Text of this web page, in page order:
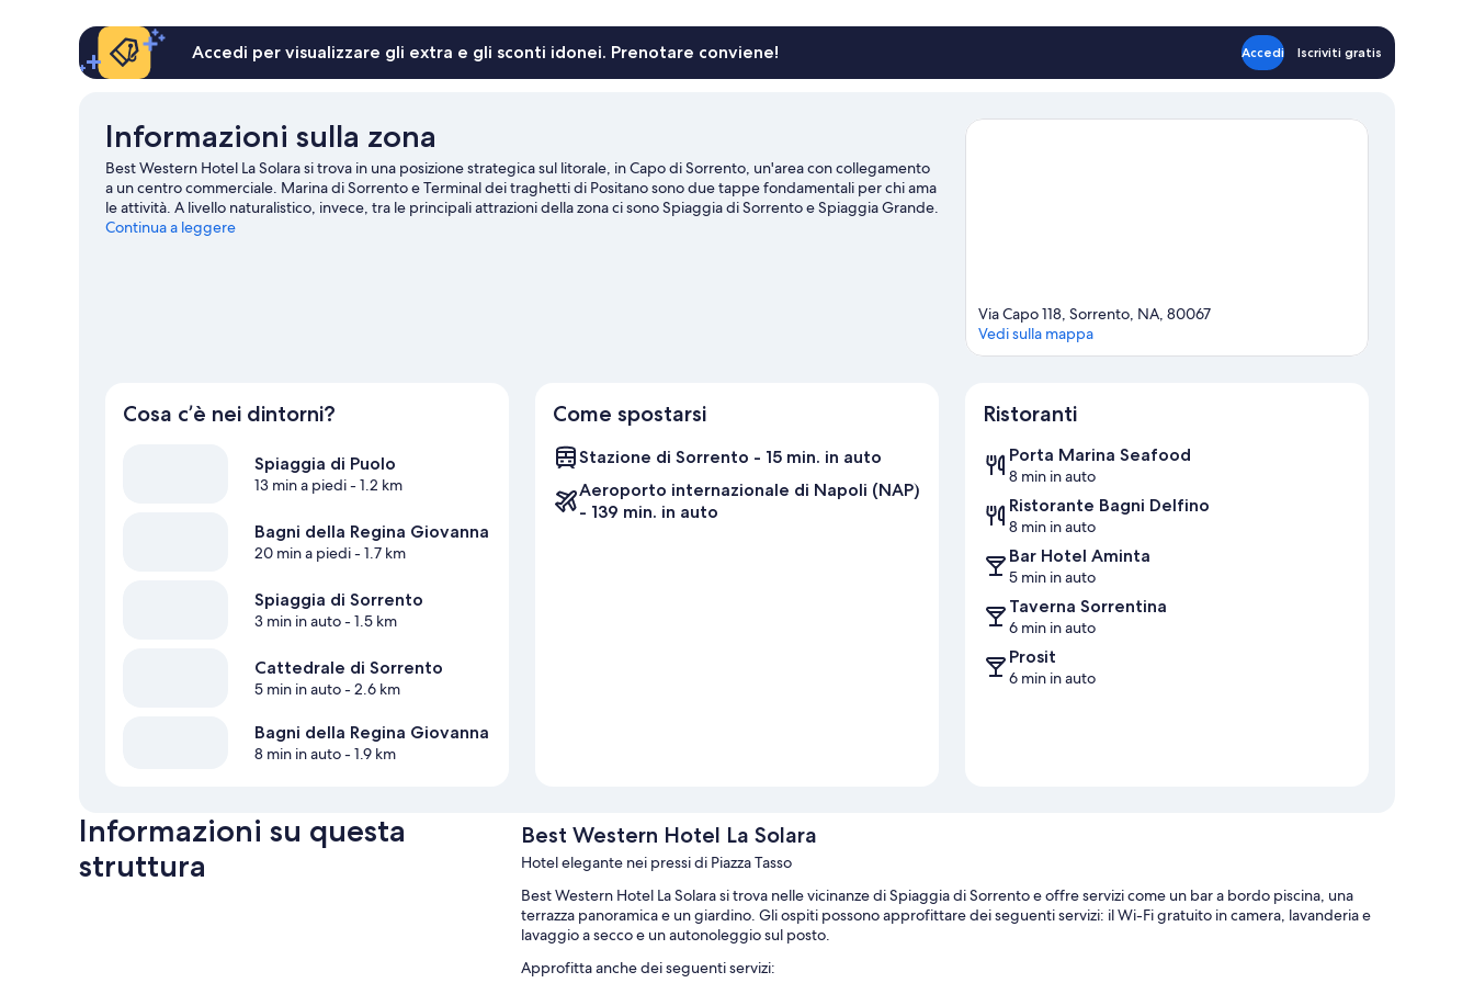
Accedi per visualizzare gli extra e gli sconti idonei. Prenotare conviene! Accedi Iscriviti gratis
Informazioni sulla zona
Best Western Hotel La Solara si trova in una posizione strategica sul litorale, in Capo di Sorrento, un'area con collegamento
a un centro commerciale. Marina di Sorrento e Terminal dei traghetti di Positano sono due tappe fondamentali per chi ama
le attività. A livello naturalistico, invece, tra le principali attrazioni della zona ci sono Spiaggia di Sorrento e Spiaggia Grande.
Anche Villa Fiorentino e Chiostro di San Francesco meritano una visita. Non vedi l'ora di divertirti in acqua? Immersioni
Continua a leggere
Via Capo 118, Sorrento, NA, 80067
Vedi sulla mappa
Cosa c’è nei dintorni?
Spiaggia di Puolo
13 min a piedi- 1.2 km
Bagni della Regina Giovanna
20 min a piedi- 1.7 km
Spiaggia di Sorrento
3 min in auto- 1.5 km
Cattedrale di Sorrento
5 min in auto- 2.6 km
Bagni della Regina Giovanna
8 min in auto- 1.9 km
Come spostarsi
Stazione di Sorrento - 15 min. in auto
Aeroporto internazionale di Napoli (NAP)
- 139 min. in auto
Ristoranti
Porta Marina Seafood
8 min in auto
Ristorante Bagni Delfino
8 min in auto
Bar Hotel Aminta
5 min in auto
Taverna Sorrentina
6 min in auto
Prosit
6 min in auto
Informazioni su questa
struttura
Best Western Hotel La Solara
Hotel elegante nei pressi di Piazza Tasso
Best Western Hotel La Solara si trova nelle vicinanze di Spiaggia di Sorrento e offre servizi come un bar a bordo piscina, una
terrazza panoramica e un giardino. Gli ospiti possono approfittare dei seguenti servizi: il Wi-Fi gratuito in camera, lavanderia e
lavaggio a secco e un autonoleggio sul posto.
Approfitta anche dei seguenti servizi: